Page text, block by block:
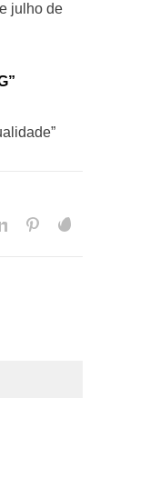
julho de